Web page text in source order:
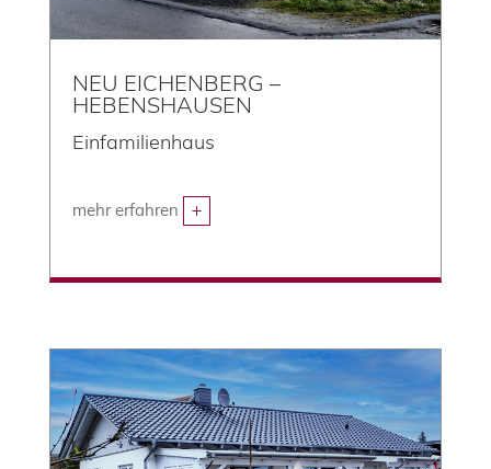
NEU EICHENBERG –
HEBENSHAUSEN
Einfamilienhaus
mehr erfahren